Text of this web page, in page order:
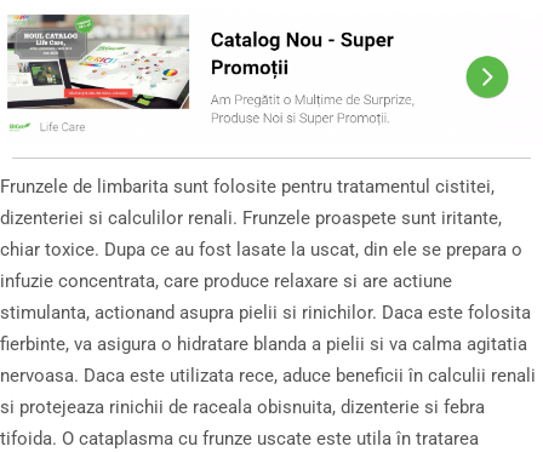
Frunzele de limbarita sunt folosite pentru tratamentul cistitei,
dizenteriei si calculilor renali. Frunzele proaspete sunt iritante,
chiar toxice. Dupa ce au fost lasate la uscat, din ele se prepara o
infuzie concentrata, care produce relaxare si are actiune
stimulanta, actionand asupra pielii si rinichilor. Daca este folosita
fierbinte, va asigura o hidratare blanda a pielii si va calma agitatia
nervoasa. Daca este utilizata rece, aduce beneficii în calculii renali
si protejeaza rinichii de raceala obisnuita, dizenterie si febra
tifoida. O cataplasma cu frunze uscate este utila în tratarea